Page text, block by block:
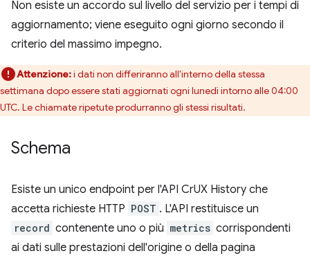
Non esiste un accordo sul livello del servizio per i tempi di
aggiornamento; viene eseguito ogni giorno secondo il
criterio del massimo impegno.
Attenzione:i dati non differiranno all'interno della stessa
settimana dopo essere stati aggiornati ogni lunedì intorno alle 04:00
UTC. Le chiamate ripetute produrranno gli stessi risultati.
Schema
Esiste un unico endpoint per l'API CrUX History che
accetta richieste HTTP POST . L'API restituisce un
record contenente uno o più metrics corrispondenti
ai dati sulle prestazioni dell'origine o della pagina